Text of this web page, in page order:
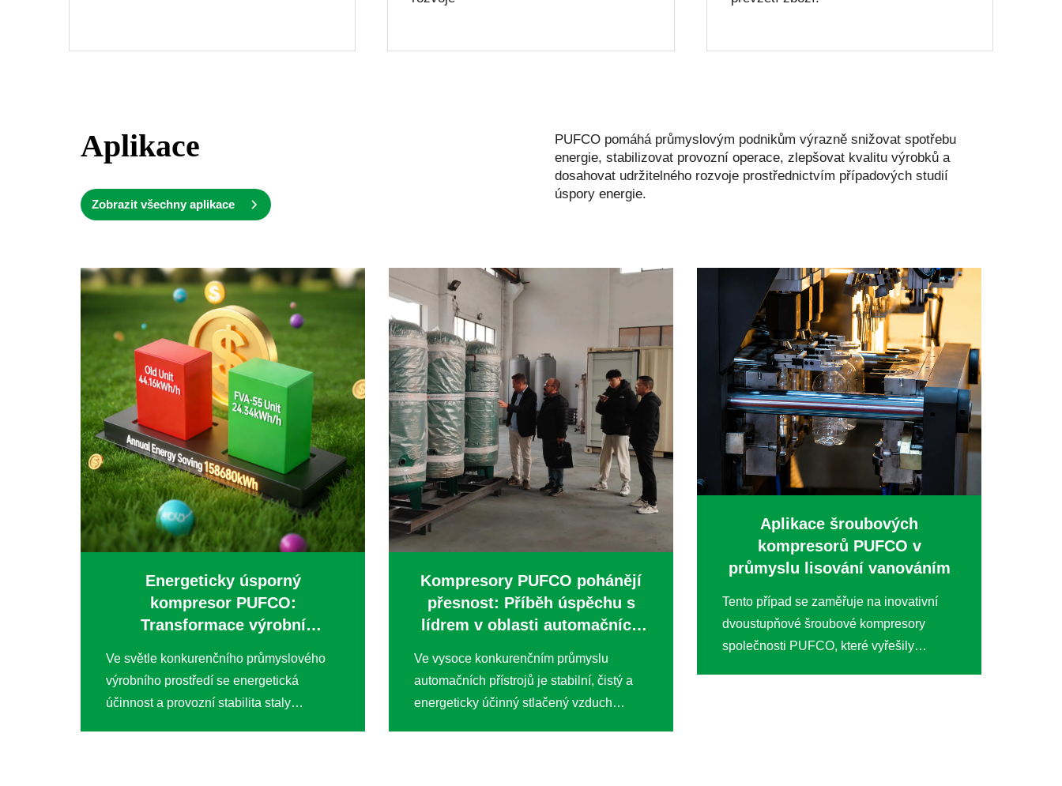
Aplikace
Zobrazit všechny aplikace
PUFCO pomáhá průmyslovým podnikům výrazně snižovat spotřebu
energie, stabilizovat provozní operace, zlepšovat kvalitu výrobků a
dosahovat udržitelného rozvoje prostřednictvím případových studií
úspory energie.
Energeticky úsporný
kompresor PUFCO:
Transformace výrobní
Ve světle konkurenčního průmyslového
výrobního prostředí se energetická
účinnost a provozní stabilita staly
Kompresory PUFCO pohánějí
přesnost: Příběh úspěchu s
lídrem v oblasti automačních
Ve vysoce konkurenčním průmyslu
automačních přístrojů je stabilní, čistý a
energeticky účinný stlačený vzduch
Aplikace šroubových
kompresorů PUFCO v
průmyslu lisování vanováním
Tento případ se zaměřuje na inovativní
dvoustupňové šroubové kompresory
společnosti PUFCO, které vyřešily